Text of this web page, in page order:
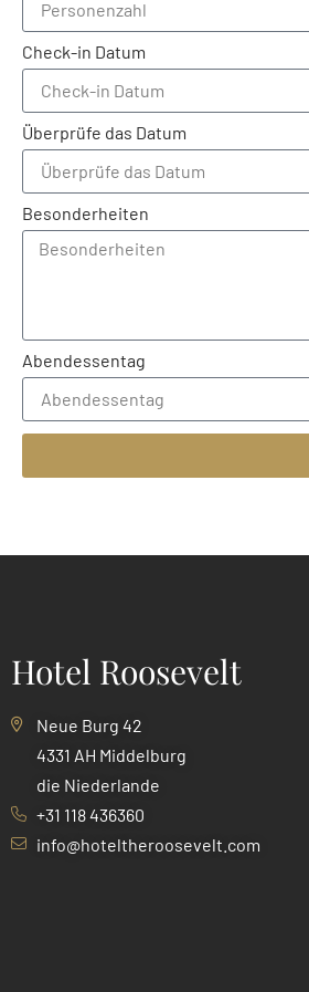
Check-in Datum
Überprüfe das Datum
Besonderheiten
Abendessentag
Hotel Roosevelt
Neue Burg 42
4331 AH Middelburg
die Niederlande
+31 118 436360
info@hoteltheroosevelt.com